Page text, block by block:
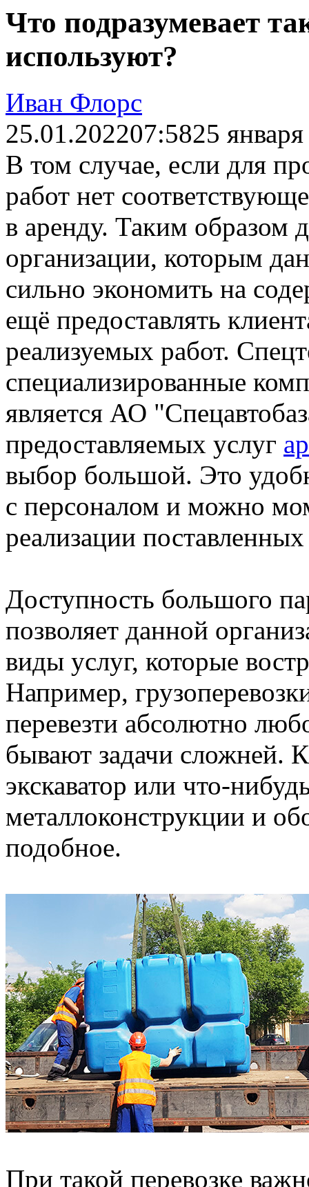
Что подразумевает
используют?
Иван Флорс
25.01.202207:5825
В том случае, если для
работ нет
в аренду. Таким образом
организации, которым
сильно экономить на
ещё предоставлять
реализуемых работ.
специализированные
является АО
предоставляемых услуг
выбор большой. Это
с персоналом и можно
реализации поставленных
Доступность большого
позволяет данной
виды услуг, которые
Например,
перевезти абсолютно
бывают задачи сложней.
экскаватор или что-
металлоконструкции и
подобное.
При такой перевозке